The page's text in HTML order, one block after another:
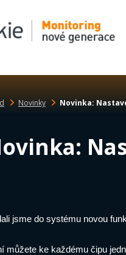
Novinky Novinka:
jsme do systému novou
můžete ke každému čipu